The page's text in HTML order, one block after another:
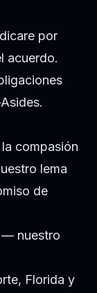
por
acuerdo.
compasión
lema
de
— nuestro
Florida y